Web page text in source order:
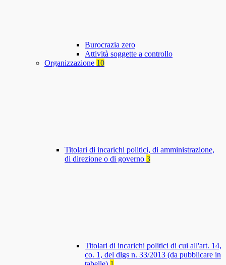
Burocrazia zero
Attività soggette a controllo
Organizzazione 10
Titolari di incarichi politici, di amministrazione,
di direzione o di governo 3
Titolari di incarichi politici di cui all'art. 14,
co. 1, del dlgs n. 33/2013 (da pubblicare in